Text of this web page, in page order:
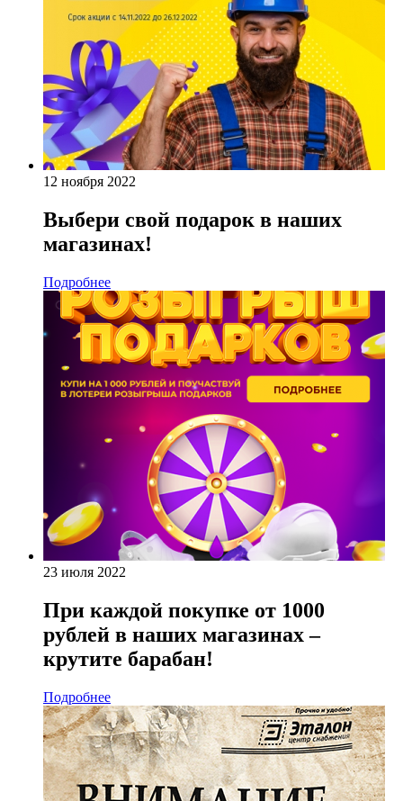
12 ноября 2022
Выбери свой подарок в наших
магазинах!
Подробнее
23 июля 2022
При каждой покупке от 1000
рублей в наших магазинах –
крутите барабан!
Подробнее